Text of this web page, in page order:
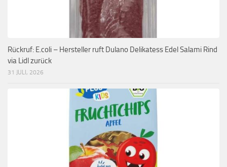
Rückruf: E.coli – Hersteller ruft Dulano Delikatess Edel Salami Rind
via Lidl zurück
31 JULI, 2026